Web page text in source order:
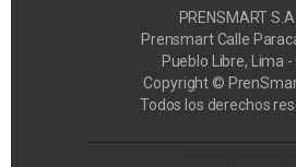
PRENSMART
Prensmart Calle
Pueblo Libre, Lima -
Copyright ©
Todos los derechos